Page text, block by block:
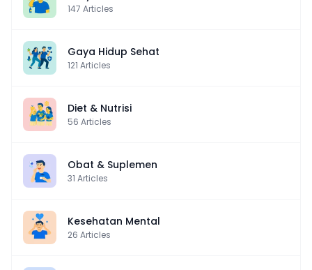
147 Articles
Gaya Hidup Sehat
121 Articles
Diet & Nutrisi
56 Articles
Obat & Suplemen
31 Articles
Kesehatan Mental
26 Articles